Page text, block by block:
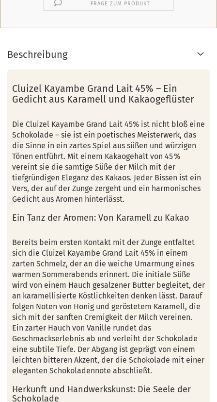
FRAGE ZUM PRODUKT
Beschreibung
Cluizel Kayambe Grand Lait 45% – Ein
Gedicht aus Karamell und Kakaogeflüster
Die Cluizel Kayambe Grand Lait 45% ist nicht bloß eine
Schokolade – sie ist ein poetisches Meisterwerk, das
die Sinne in ein zartes Spiel aus süßen und würzigen
Tönen entführt. Mit einem Kakaogehalt von 45 %
vereint sie die samtige Süße der Milch mit der
tiefgründigen Eleganz des Kakaos. Jeder Bissen ist ein
Vers, der auf der Zunge zergeht und ein harmonisches
Gedicht aus Aromen hinterlässt.
Ein Tanz der Aromen: Von Karamell zu Kakao
Bereits beim ersten Kontakt mit der Zunge entfaltet
sich die Cluizel Kayambe Grand Lait 45% in einem
zarten Schmelz, der an die weiche Umarmung eines
warmen Sommerabends erinnert. Die initiale Süße
wird von einem Hauch gesalzener Butter begleitet, der
an karamellisierte Köstlichkeiten denken lässt. Darauf
folgen Noten von Honig und geröstetem Karamell, die
sich mit der sanften Cremigkeit der Milch vereinen.
Ein zarter Hauch von Vanille rundet das
Geschmackserlebnis ab und verleiht der Schokolade
eine subtile Tiefe. Der Abgang ist geprägt von einem
leichten bitteren Akzent, der die Schokolade mit einer
eleganten Schokoladennote abschließt.
Herkunft und Handwerkskunst: Die Seele der
Schokolade